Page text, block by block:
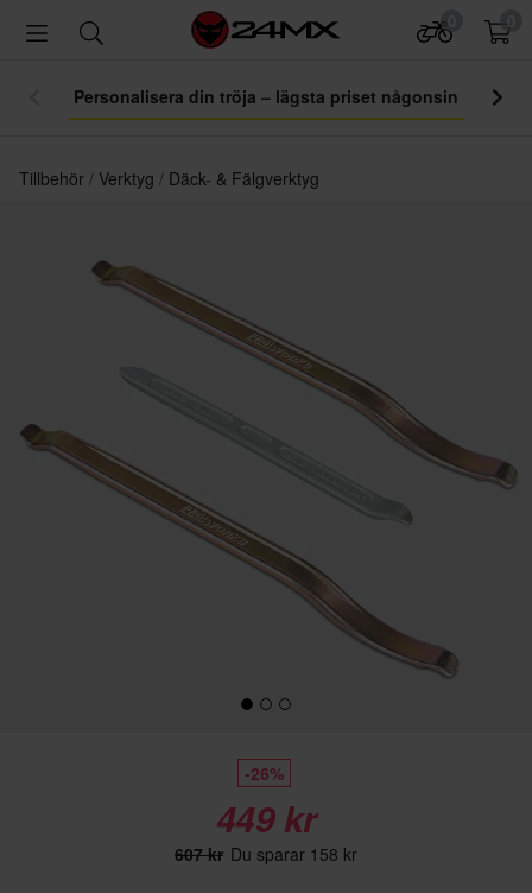
Personalisera din tröja – lägsta priset någonsin
Tillbehör Verktyg Däck- & Fälgverktyg
-26%
449 kr
607 kr Du sparar 158 kr